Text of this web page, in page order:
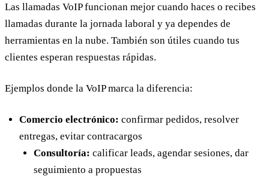
Las llamadas VoIP funcionan mejor cuando haces o recibes
llamadas durante la jornada laboral y ya dependes de
herramientas en la nube. También son útiles cuando tus
clientes esperan respuestas rápidas.
Ejemplos donde la VoIP marca la diferencia:
Comercio electrónico: confirmar pedidos, resolver
entregas, evitar contracargos
Consultoría: calificar leads, agendar sesiones, dar
seguimiento a propuestas